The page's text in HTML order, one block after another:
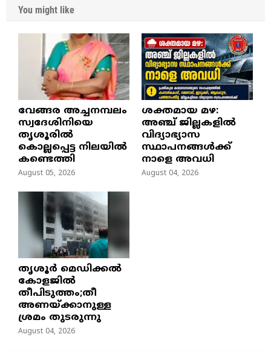
You might like
വേങ്ങര അച്ചനമ്പലം
സ്വദേശിനിയെ
തൃശൂരിൽ
കൊല്ലപ്പെട്ട നിലയിൽ
കണ്ടെത്തി
August 05, 2026
ശക്തമായ മഴ:
അഞ്ച് ജില്ലകളിൽ
വിദ്യാഭ്യാസ
സ്ഥാപനങ്ങൾക്ക്
നാളെ അവധി
August 04, 2026
തൃശൂർ മെഡിക്കൽ
കോളജിൽ
തീപിടുത്തം;തീ
അണയ്ക്കാനുള്ള
ശ്രമം തുടരുന്നു
August 04, 2026